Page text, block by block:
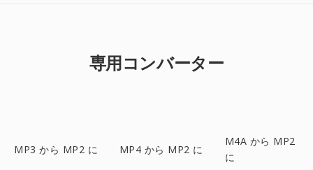
専用コンバーター
MP3 から MP2 に MP4 から MP2 に
M4A から MP2
に